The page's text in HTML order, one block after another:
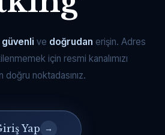
güvenli ve doğrudan erişin. Adres
için resmi kanalımızı
noktadasınız.
Yap →